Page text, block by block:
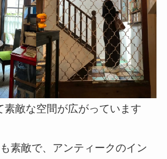
素敵な空間が広がっています
素敵で、アンティークのイン